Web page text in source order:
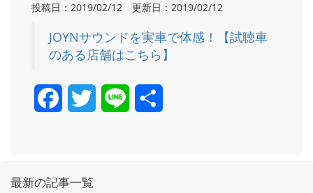
投稿日：2019/02/12 更新日：2019/02/12
JOYNサウンドを実車で体感！【試聴車
のある店舗はこちら】
FacebookTwitter Line
最新の記事一覧